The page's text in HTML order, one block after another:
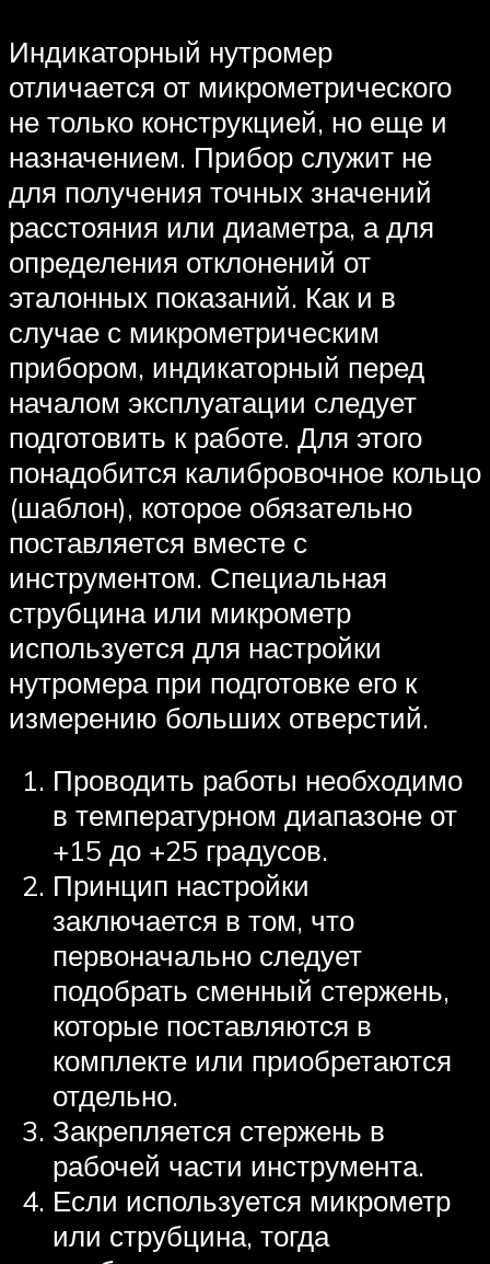
Индикаторный нутромер
отличается от микрометрического
не только конструкцией, но еще и
назначением. Прибор служит не
для получения точных значений
расстояния или диаметра, а для
определения отклонений от
эталонных показаний. Как и в
случае с микрометрическим
прибором, индикаторный перед
началом эксплуатации следует
подготовить к работе. Для этого
понадобится калибровочное кольцо
(шаблон), которое обязательно
поставляется вместе с
инструментом. Специальная
струбцина или микрометр
используется для настройки
нутромера при подготовке его к
измерению больших отверстий.
Проводить работы необходимо
в температурном диапазоне от
+15 до +25 градусов.
Принцип настройки
заключается в том, что
первоначально следует
подобрать сменный стержень,
которые поставляются в
комплекте или приобретаются
отдельно.
Закрепляется стержень в
рабочей части инструмента.
Если используется микрометр
или струбцина, тогда